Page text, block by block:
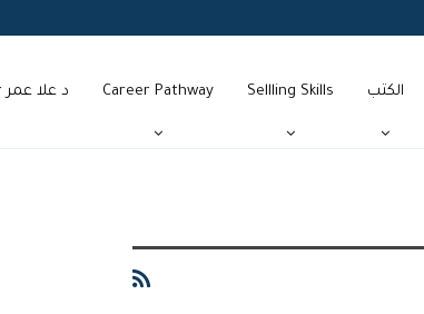
الكتب Sellling Skills
Career Pathway د علا عمر Alaa Omar